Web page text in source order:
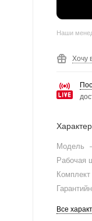
Наши
Хочу
Модель
Рабочая
Комплект
Все